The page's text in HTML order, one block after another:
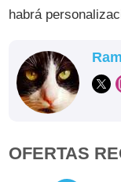
habrá
OFERTAS